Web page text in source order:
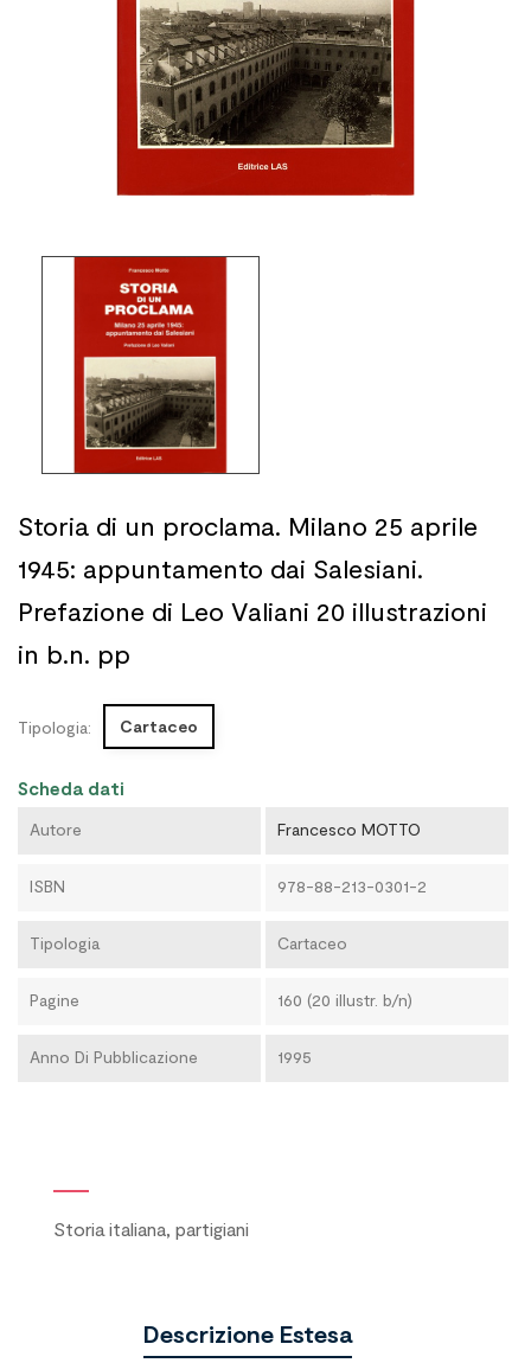
Storia di un proclama. Milano 25 aprile
1945: appuntamento dai Salesiani.
Prefazione di Leo Valiani 20 illustrazioni
in b.n. pp
Tipologia: Cartaceo
Scheda dati
Autore Francesco MOTTO
ISBN 978-88-213-0301-2
Tipologia Cartaceo
Pagine 160 (20 illustr. b/n)
Anno Di Pubblicazione 1995
Storia italiana, partigiani
Descrizione Estesa